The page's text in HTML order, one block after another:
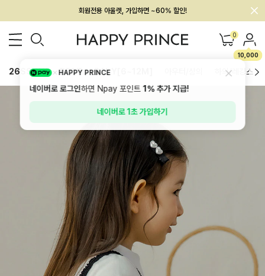
회원전용 아울렛, 가입하면 ~60% 할인!
멤버십 최대 28,000원 혜택 0
10,000
26SS 신상 BEST BABY[6~12M] 하의/레깅스
HAPPY PRINCE
네이버로 로그인하면 Npay 포인트1%추가 지급!
네이버로 1초 가입하기